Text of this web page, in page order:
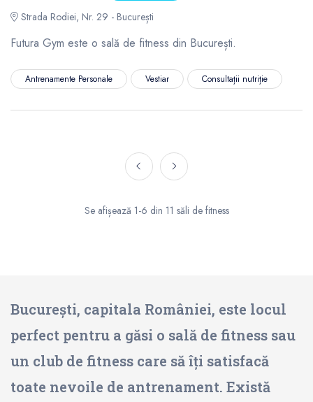
Strada Rodiei, Nr. 29 - București
Futura Gym este o sală de fitness din București.
Antrenamente Personale Vestiar Consultații nutriție
Se afișează 1-6 din 11 săli de fitness
București, capitala României, este locul
perfect pentru a găsi o sală de fitness sau
un club de fitness care să îți satisfacă
toate nevoile de antrenament. Există